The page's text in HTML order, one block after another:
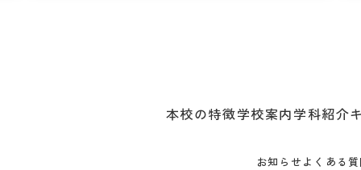
本校の特徴学校案内学科紹介
お知らせ よくある